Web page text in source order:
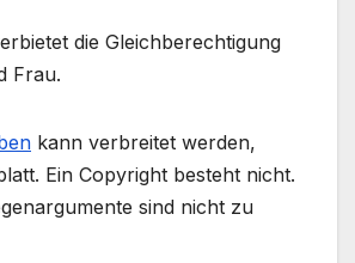
die Gleichberechtigung
Frau.
kann verbreitet werden,
Ein Copyright besteht nicht.
sind nicht zu